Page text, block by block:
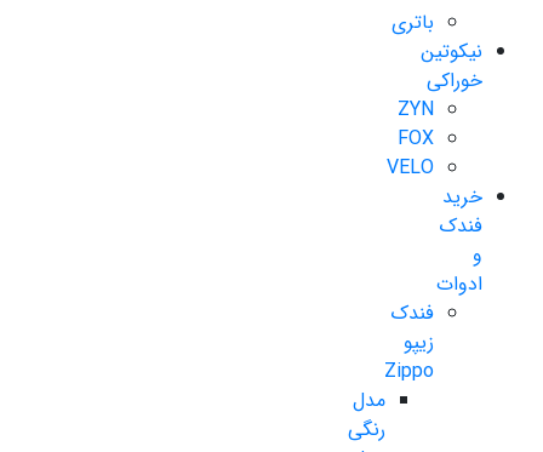
باتری
نیکوتین
خوراکی
ZYN
FOX
VELO
خرید
فندک
و
ادوات
فندک
زیپو
Zippo
مدل
رنگی